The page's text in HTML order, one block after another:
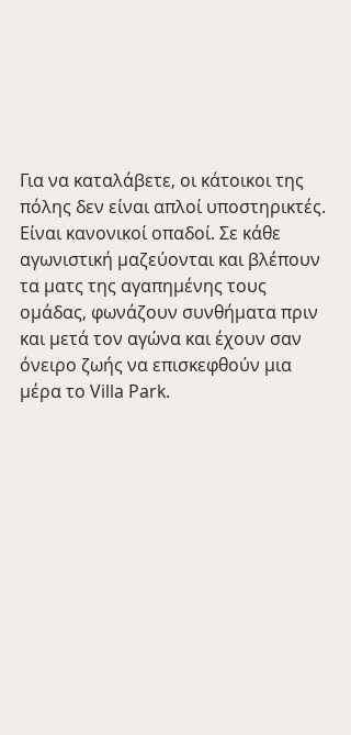
Για να καταλάβετε, οι κάτοικοι της
πόλης δεν είναι απλοί υποστηρικτές.
Είναι κανονικοί οπαδοί. Σε κάθε
αγωνιστική μαζεύονται και βλέπουν
τα ματς της αγαπημένης τους
ομάδας, φωνάζουν συνθήματα πριν
και μετά τον αγώνα και έχουν σαν
όνειρο ζωής να επισκεφθούν μια
μέρα το Villa Park.